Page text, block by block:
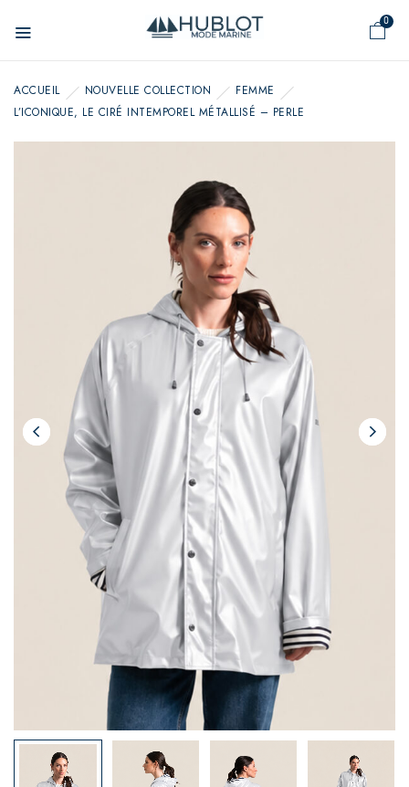
0
ACCUEIL NOUVELLE COLLECTION
FEMME
L’ICONIQUE, LE CIRÉ INTEMPOREL MÉTALLISÉ – PERLE
Panneau de gestion des cookies